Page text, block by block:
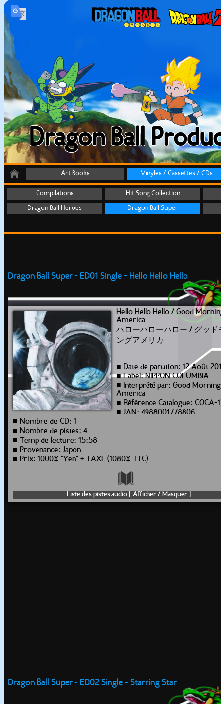
Dragon Ball
Art Books Vinyles / Cassettes / CDs
Compilations
Hit Song Collection
Dragon Ball Heroes
Dragon Ball Super
Dragon Ball Super - ED01 Single - Hello Hello Hello
Hello Hello Hello / Good
America
ハローハローハロー / グッド
ングアメリカ
■ Date de parution: 12 Août
■ Label: NIPPON COLUMBIA
■ Interprété par: Good Morning
America
■ Référence Catalogue: COCA-
■ JAN: 4988001778806
■ Nombre de CD: 1
■ Nombre de pistes: 4
■ Temp de lecture: 15:58
■ Provenance: Japon
■ Prix: 1000¥ "Yen" + TAXE (1080¥ TTC)
Liste des pistes audio [ Afficher / Masquer ]
Dragon Ball Super - ED02 Single - Starring Star